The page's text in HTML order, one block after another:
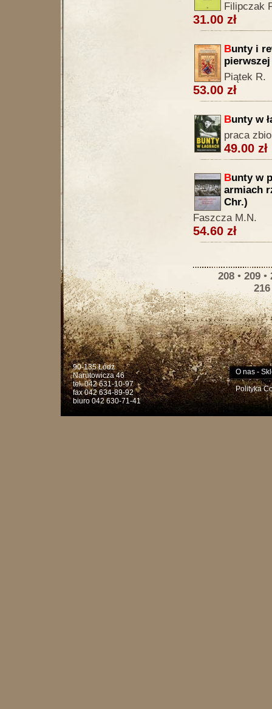
Filipczak
31.00 zł
Bunty i
pierwszej
Piątek R.
53.00 zł
Bunty w
praca
49.00 zł
Bunty w
armiach
Chr.)
Faszcza M.N.
54.60 zł
208 • 209 •
216
90-135 Łódź
Narutowicza 46
tel. 042 631-10-97
fax 042 634-89-92
biuro 042 630-71-41
O nas-
Polityka